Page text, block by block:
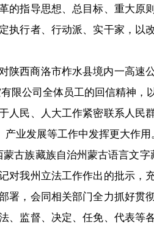
的指导思想、总目标、重大原
行者、行动派、实干家，以
西商洛市柞水县境内一高速
限公司全体员工的回信精神，
人民、人大工作紧密联系人民
业发展等工作中发挥更大作用
古族藏族自治州蒙古语言文字
对我州立法工作作出的批示，
署，会同相关部门全力抓好贯
、监督、决定、任免、代表等